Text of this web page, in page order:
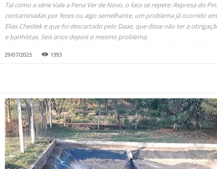
Tal como a série Vale a Pena Ver de Novo, o fato se repete: Represa do
contaminadas por fezes ou algo semelhante, um problema já ocorrido
Elias Chediek e que foi descartado pelo Daae, que disse não ter a
e banhistas. Seis anos depois o mesmo problema.
29/07/2025 1393